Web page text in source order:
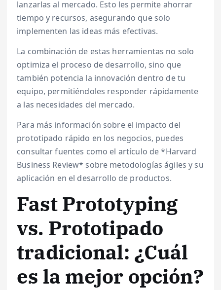
lanzarlas al mercado. Esto les permite ahorrar
tiempo y recursos, asegurando que solo
implementen las ideas más efectivas.
La combinación de estas herramientas no solo
optimiza el proceso de desarrollo, sino que
también potencia la innovación dentro de tu
equipo, permitiéndoles responder rápidamente
a las necesidades del mercado.
Para más información sobre el impacto del
prototipado rápido en los negocios, puedes
consultar fuentes como el artículo de *Harvard
Business Review* sobre metodologías ágiles y su
aplicación en el desarrollo de productos.
Fast Prototyping
vs. Prototipado
tradicional: ¿Cuál
es la mejor opción?